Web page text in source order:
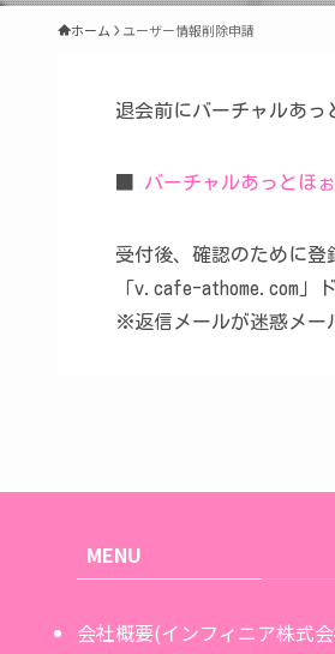
ホーム ユーザー情報削除申請
退会前にバーチャルあっ
バーチャルあっとほ
受付後、確認のために登
「v.cafe-athome.com」
※返信メールが迷惑メー
MENU
会社概要(インフィニア株式